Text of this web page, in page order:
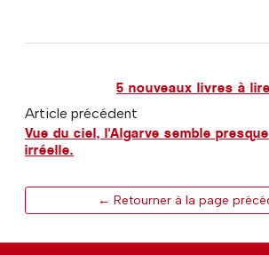
5 nouveaux livres à
Article précédent
Vue du ciel, l'Algarve semble presque
irréelle.
← Retourner à la page